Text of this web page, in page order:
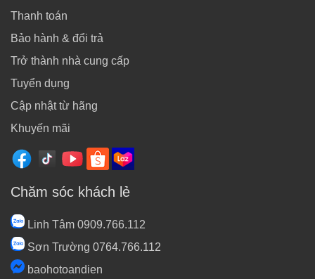
Thanh toán
Bảo hành & đổi trả
Trở thành nhà cung cấp
Tuyển dụng
Cập nhật từ hãng
Khuyến mãi
Chăm sóc khách lẻ
Linh Tâm 0909.766.112
Sơn Trường 0764.766.112
baohotoandien